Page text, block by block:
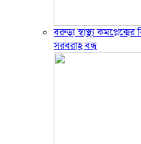
বরুড়া স্বাস্থ্য
সরবরাহ বন্ধ